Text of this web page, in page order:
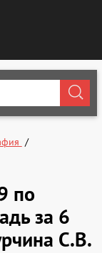
по
за 6
С.В.